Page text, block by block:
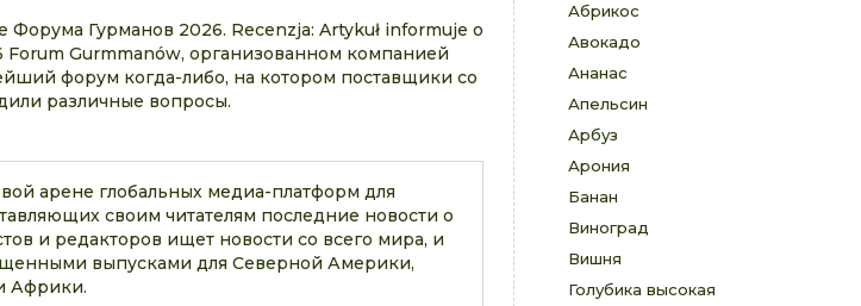
Абрикос
Авокадо
Ананас
Апельсин
Арбуз
Арония
Банан
Виноград
Вишня
Голубика высокая
Гурманов 2026. Recenzja: Artykuł informuje o
Forum Gurmmanów, организованном компанией
форум когда-либо, на котором поставщики со
различные вопросы.
арене глобальных медиа-платформ для
своим читателям последние новости о
и редакторов ищет новости со всего мира, и
выпусками для Северной Америки,
Африки.